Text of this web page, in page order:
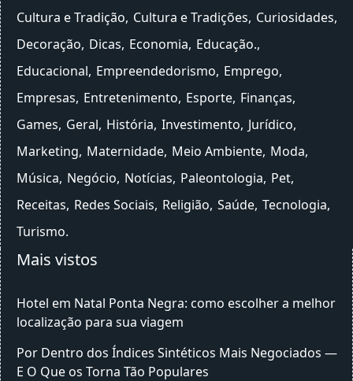
Cultura e Tradição Cultura e Tradições Curiosidades
Decoração Dicas Economia Educação.
Educacional Empreendedorismo Emprego
Empresas Entretenimento Esporte Finanças
Games Geral História Investimento Jurídico
Marketing Maternidade Meio Ambiente Moda
Música Negócio Notícias Paleontologia Pet
Receitas Redes Sociais Religião Saúde Tecnologia
Turismo
Mais vistos
Hotel em Natal Ponta Negra: como escolher a melhor
localização para sua viagem
Por Dentro dos Índices Sintéticos Mais Negociados —
E O Que os Torna Tão Populares